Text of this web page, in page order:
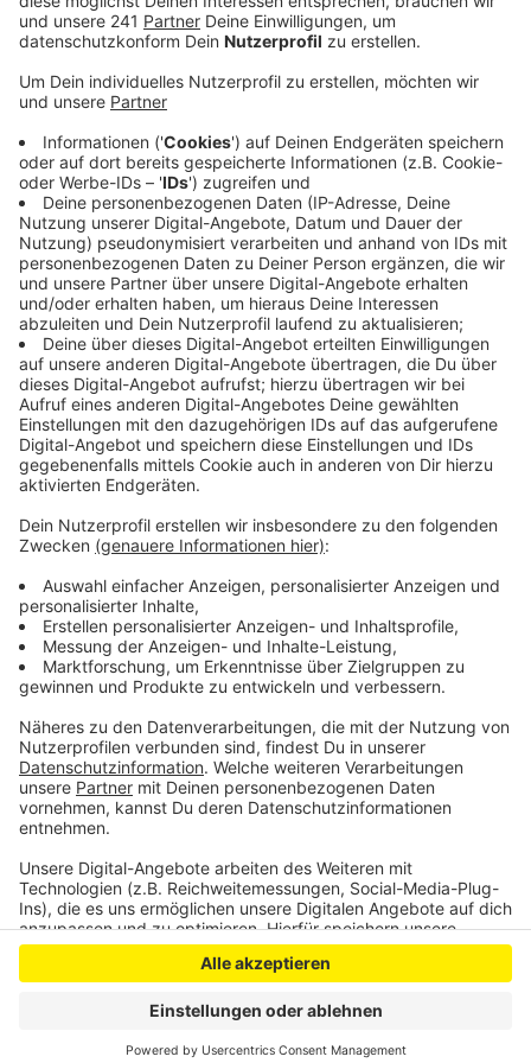
Anzeige
Veröffentlicht: Dienstag, 19.05.2020 13:23
Anzeige
Insgesamt stehen für unsere Stadt 15.000
Euro bereit. Wie genau die verteilt werden,
entscheidet eine unabhängige Jury, die die
Stadtpolitiker im Hauptausschuss gewählt haben.
Mit den bereitgestellten Mitteln gilt
es, ehrenamtliche Aktivitäten zu unterstützen, damit
die Engagierten ihre Aktionen vor allem für ältere,
erkrankte und Menschen in Quarantäne einfacher und
mit angemessenen Schutzvorkehrungen umsetzen
können.
Zum Beispiel könnten Einkaufsdienste oder psycho-
soziale Angebote gefördert werden, aber
auch die Anschaffung oder Anmietung von
Nähmaschinen und Stoff oder die Erstattung von
Fahrtkosten.
Anzeige
Anzeige